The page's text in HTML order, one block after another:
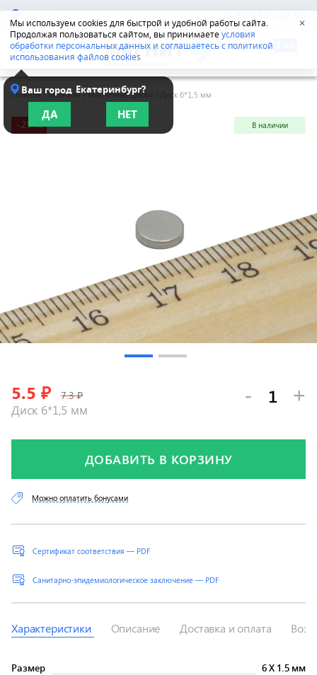
Мы используем cookies для быстрой и удобной работы сайта.
Продолжая пользоваться сайтом, вы принимаетеусловия
обработки персональных данных и соглашаетесь с политикой
использования файлов cookies
✕
Казань 8-800-555-42-96
Ваш город Екатеринбург?
ДА НЕТ
Главная /Магниты/Магнитные диски Диск 6*1,5 мм
-25 % В наличии
Диск 6*1,5 мм
5.5 ₽ 7.3 ₽ - +
ДОБАВИТЬ В КОРЗИНУ
Сертификат соответствия — PDF
Санитарно-эпидемиологическое заключение — PDF
Можно оплатить бонусами
Характеристики Описание Доставка и оплата
Размер 6X 1.5 мм